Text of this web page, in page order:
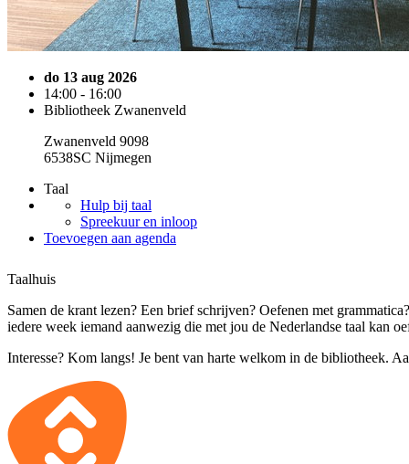
do 13 aug 2026
14:00 - 16:00
Bibliotheek Zwanenveld
Zwanenveld 9098
6538SC Nijmegen
Taal
Hulp bij taal
Spreekuur en inloop
Toevoegen aan agenda
Taalhuis
Samen de krant lezen? Een brief schrijven? Oefenen met
iedere week iemand aanwezig die met jou de Nederlandse taal kan
Interesse? Kom langs! Je bent van harte welkom in de bibliotheek.